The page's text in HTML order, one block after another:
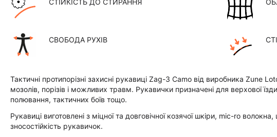
СТІЙКІСТЬ ДО СТИРАННЯ
СВОБОДА РУХІВ
Тактичні протипорізні захисні рукавиці Zag-3 Camo від виробника Zune
мозолів, порізів і можливих травм. Рукавички призначені для верхової
полювання, тактичних боїв тощо.
Рукавиці виготовлені з міцної та довговічної козячої шкіри, mic-ro
зносостійкість рукавичок.